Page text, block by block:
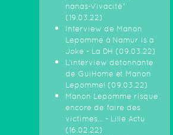
nanas-Vivacité"
(19.03.22)
Interview de Manon
Lepomme à Namur is a
Joke - La DH (09.03.22)
L’interview détonnante
de GuiHome et Manon
Lepomme! (09.03.22)
Manon Lepomme risque
encore de faire des
victimes… - Lille Actu
(16.02.22)